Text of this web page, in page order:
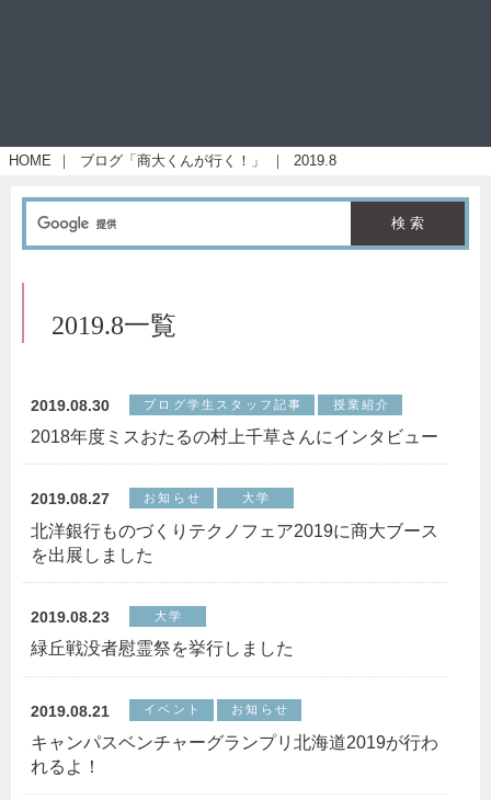
HOME ｜ ブログ「商大くんが行く！」 ｜ 2019.8
2019.8一覧
2019.08.30 ブログ学生スタッフ記事 授業紹介
2018年度ミスおたるの村上千草さんにインタビュー
2019.08.27 お知らせ 大学
北洋銀行ものづくりテクノフェア2019に商大ブース
を出展しました
2019.08.23 大学
緑丘戦没者慰霊祭を挙行しました
2019.08.21 イベント お知らせ
キャンパスベンチャーグランプリ北海道2019が行わ
れるよ！